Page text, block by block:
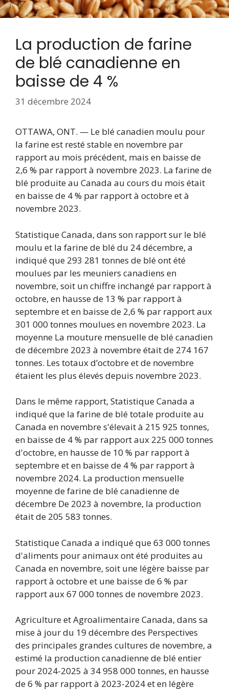
La production de farine
de blé canadienne en
baisse de 4 %
31 décembre 2024
OTTAWA, ONT. — Le blé canadien moulu pour
la farine est resté stable en novembre par
rapport au mois précédent, mais en baisse de
2,6 % par rapport à novembre 2023. La farine de
blé produite au Canada au cours du mois était
en baisse de 4 % par rapport à octobre et à
novembre 2023.
Statistique Canada, dans son rapport sur le blé
moulu et la farine de blé du 24 décembre, a
indiqué que 293 281 tonnes de blé ont été
moulues par les meuniers canadiens en
novembre, soit un chiffre inchangé par rapport à
octobre, en hausse de 13 % par rapport à
septembre et en baisse de 2,6 % par rapport aux
301 000 tonnes moulues en novembre 2023. La
moyenne La mouture mensuelle de blé canadien
de décembre 2023 à novembre était de 274 167
tonnes. Les totaux d’octobre et de novembre
étaient les plus élevés depuis novembre 2023.
Dans le même rapport, Statistique Canada a
indiqué que la farine de blé totale produite au
Canada en novembre s'élevait à 215 925 tonnes,
en baisse de 4 % par rapport aux 225 000 tonnes
d'octobre, en hausse de 10 % par rapport à
septembre et en baisse de 4 % par rapport à
novembre 2024. La production mensuelle
moyenne de farine de blé canadienne de
décembre De 2023 à novembre, la production
était de 205 583 tonnes.
Statistique Canada a indiqué que 63 000 tonnes
d'aliments pour animaux ont été produites au
Canada en novembre, soit une légère baisse par
rapport à octobre et une baisse de 6 % par
rapport aux 67 000 tonnes de novembre 2023.
Agriculture et Agroalimentaire Canada, dans sa
mise à jour du 19 décembre des Perspectives
des principales grandes cultures de novembre, a
estimé la production canadienne de blé entier
pour 2024-2025 à 34 958 000 tonnes, en hausse
de 6 % par rapport à 2023-2024 et en légère